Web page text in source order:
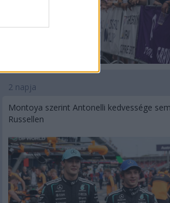
2 napja
Montoya szerint Antonelli kedvessége
Russellen